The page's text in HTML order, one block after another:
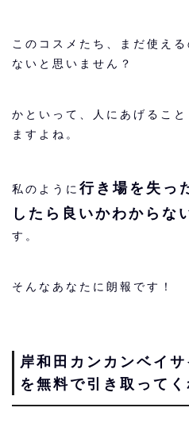
このコスメたち、まだ使え
ないと思いません？
かといって、人にあげるこ
ますよね。
私のように 行き場を失っ
したら良いかわからな
す。
そんなあなたに朗報です！
岸和田カンカンベイ
を無料で引き取ってく